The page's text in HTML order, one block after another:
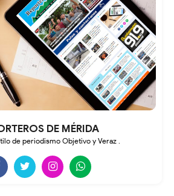
DE MÉRIDA
de periodismo Objetivo y Veraz .